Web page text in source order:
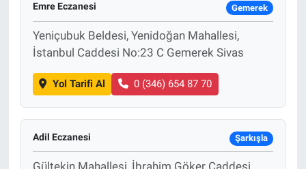
Emre Eczanesi Gemerek
Yeniçubuk Beldesi, Yenidoğan Mahallesi,
İstanbul Caddesi No:23 C Gemerek Sivas
Yol Tarifi Al 0 (346) 654 87 70
Adil Eczanesi Şarkışla
Gültekin Mahallesi, İbrahim Göker Caddesi